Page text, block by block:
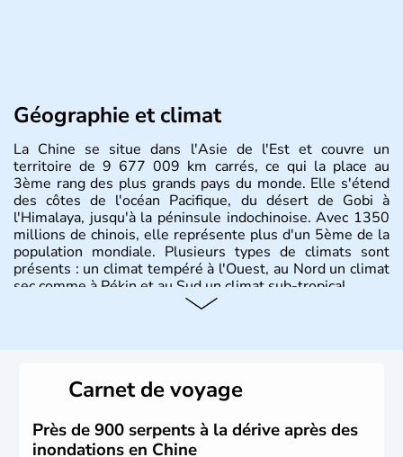
Géographie et climat
La Chine se situe dans l'Asie de l'Est et couvre un
territoire de 9 677 009 km carrés, ce qui la place au
3ème rang des plus grands pays du monde. Elle s'étend
des côtes de l'océan Pacifique, du désert de Gobi à
l'Himalaya, jusqu'à la péninsule indochinoise. Avec 1350
millions de chinois, elle représente plus d'un 5ème de la
population mondiale. Plusieurs types de climats sont
présents : un climat tempéré à l'Ouest, au Nord un climat
sec comme à Pékin et au Sud un climat sub-tropical.
dynasties. La dynastie Qing a été la dernière à régner
jusqu'aux guerres de l'opium lorsque la Chine s'est
constituée comme nation et a retrouvé son indépendance
en 1945. Illustre pays en matière d'inventions avant-
Carnet de voyage
Près de 900 serpents à la dérive après des
inondations en Chine